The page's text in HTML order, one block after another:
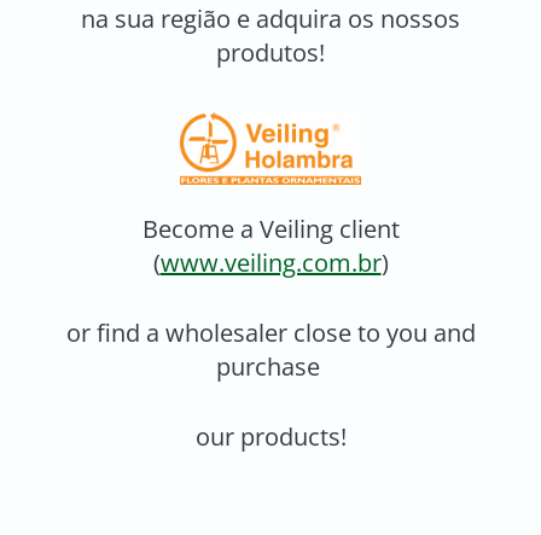
na sua região e adquira os nossos
produtos!
Become a Veiling client
(www.veiling.com.br)
or find a wholesaler close to you and
purchase
our products!